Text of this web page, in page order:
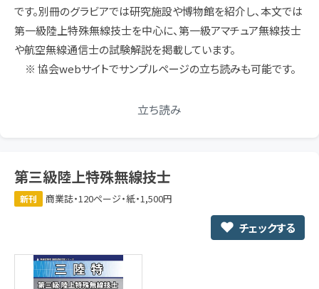
です。別冊のグラビアでは研究施設や博物館を紹介し、本文では
第一級陸上特殊無線技士を中心に、第一級アマチュア無線技士
や航空無線通信士の試験解説を掲載しています。
※ 協会webサイトでサンプルページの立ち読みも可能です。
立ち読み
第三級陸上特殊無線技士
新刊 商業誌・120ページ・紙・1,500円
チェックする